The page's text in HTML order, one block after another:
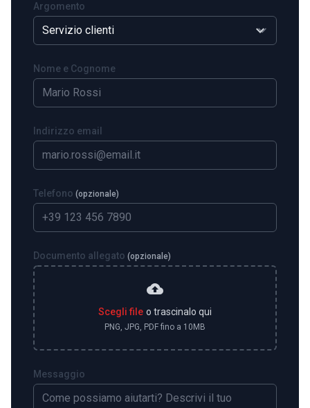
Argomento
expand_more
Nome e Cognome
Indirizzo email
Telefono (opzionale)
Documento allegato (opzionale)
cloud_upload
Scegli file o trascinalo qui
PNG, JPG, PDF fino a 10MB
Messaggio